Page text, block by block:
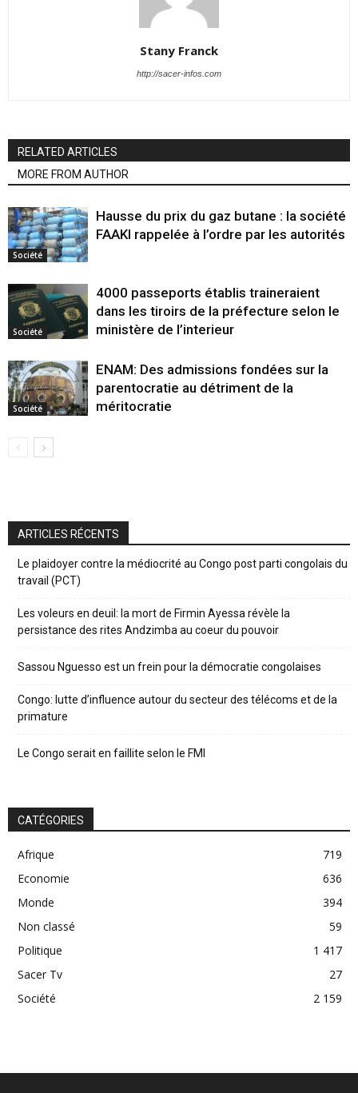
Stany Franck
http://sacer-infos.com
RELATED ARTICLES
MORE FROM AUTHOR
Société
Hausse du prix du gaz butane : la société
FAAKI rappelée à l’ordre par les autorités
Société
4000 passeports établis traineraient
dans les tiroirs de la préfecture selon le
ministère de l’interieur
Société
ENAM: Des admissions fondées sur la
parentocratie au détriment de la
méritocratie
ARTICLES RÉCENTS
Le plaidoyer contre la médiocrité au Congo post parti congolais du
travail (PCT)
Les voleurs en deuil: la mort de Firmin Ayessa révèle la
persistance des rites Andzimba au coeur du pouvoir
Sassou Nguesso est un frein pour la démocratie congolaises
Congo: lutte d’influence autour du secteur des télécoms et de la
primature
Le Congo serait en faillite selon le FMI
CATÉGORIES
Afrique
719
Economie
636
Monde
394
Non classé
59
Politique
1 417
Sacer Tv
27
Société
2 159